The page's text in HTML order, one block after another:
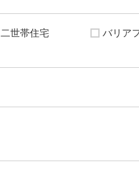
二世帯住宅 バリア